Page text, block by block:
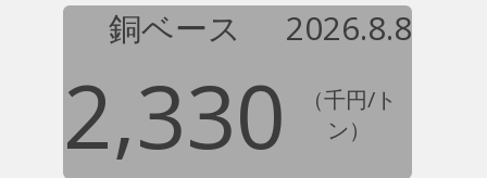
銅ベース 2026.8.8
2,330
（千円/ト
ン）